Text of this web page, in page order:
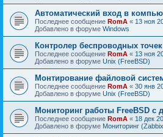
Автоматический вход в
Последнее сообщение RomA « 13 ноя
Добавлено в форуме Windows
Контролер беспроводных
Последнее сообщение RomA « 13 ноя
Добавлено в форуме Unix (FreeBSD)
Монтирование файловой
Последнее сообщение RomA « 30 янв
Добавлено в форуме Unix (FreeBSD)
Мониторинг работы FreeBSD с
Последнее сообщение RomA « 18 дек
Добавлено в форуме Мониторинг